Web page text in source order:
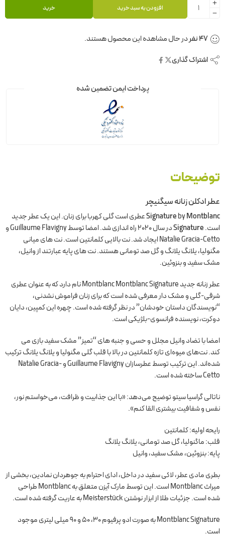
افزودن به سبد خرید خرید
44نفردر حال مشاهده این محصول هستند.
اشتراک گذاری
پرداخت ایمن تضمین شده
توضیحات
عطر ادکلن زنانه سیگنیچر
SignaturebyMontblanc
عطری است گلی کهربا برای زنان. این یک عطر جدید
است.Signature
در سال 2020 راه اندازی شد. امضا توسط Guillaume Flavigny و
Natalie Gracia-Cetto ایجاد شد. نت بالایی کلمانتین است. نت های میانی
مگنولیا، یلانگ یلانگ و گل صد تومانی هستند. نت های پایه عبارتند از وانیل،
مشک سفید و بنزوئین.
عطر زنانه جدید Montblanc Montblanc Signature نام دارد که به عنوان عطری
شرقی-گلی و مشک دار معرفی شده است که برای زنان فراموش نشدنی،
“نویسندگان داستان خودشان” در نظر گرفته شده است. چهره این کمپین، دایان
دوکرت، نویسنده فرانسوی-بلژیکی است.
امضا با تضاد وانیل مجلل و حسی و جنبه های “تمیز” مشک سفید بازی می
کند. نت‌های میوه‌ای تازه کلمانتین در بالا با قلب گلی مگنولیا و یلانگ یلانگ ترکیب
شده‌اند. این ترکیب توسط عطرسازان Guillaume Flavigny و Natalie Gracia-
Cetto ساخته شده است.
ناتالی گراسیا سیتو توضیح می‌دهد: «با این جذابیت و ظرافت، می‌خواستم نور،
نفس و شفافیت بیشتری القا کنم».
رایحه اولیه: کلمانتین
قلب: ماگنولیا، گل صد تومانی، یلانگ یلانگ
پایه: بنزوئین، مشک سفید، وانیل
بطری مادی عطر، لاکی سفید در داخل، ادای احترام به جوهردان نمادین، بخشی از
میراث Montblanc است. این توسط مارک آیزن متعلق به Montblanc طراحی
شده است. جزئیات طلا از ابزار نوشتن Meisterstück به عاریت گرفته شده است.
Montblanc Signature به صورت ادو پرفیوم 30، 50 و 90 میلی لیتری موجود
است.